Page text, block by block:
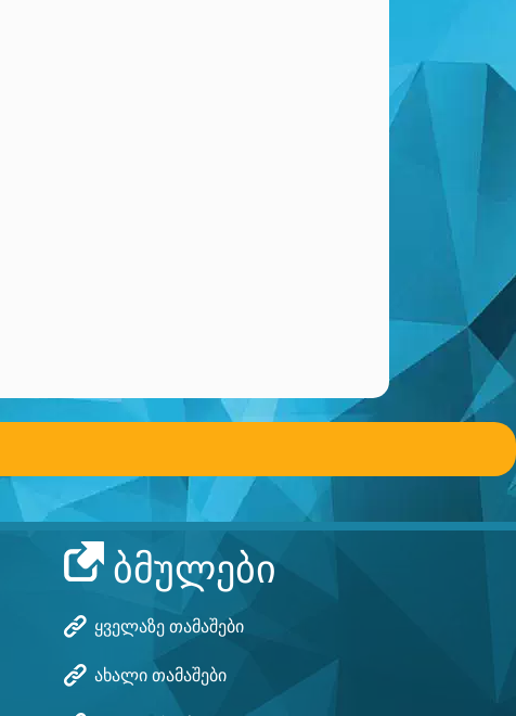
ᲑᲛᲣᲚᲔᲑᲘ
Ყველაზე Თამაშები
Ახალი Თამაშები